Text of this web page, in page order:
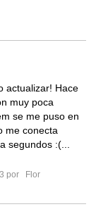
actualizar! Hace
muy poca
se me puso en
me conecta
segundos :(...
por
Flor